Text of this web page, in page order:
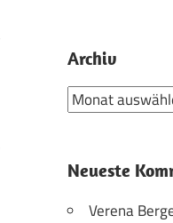
Archiv
Archiv
Neueste
Verena